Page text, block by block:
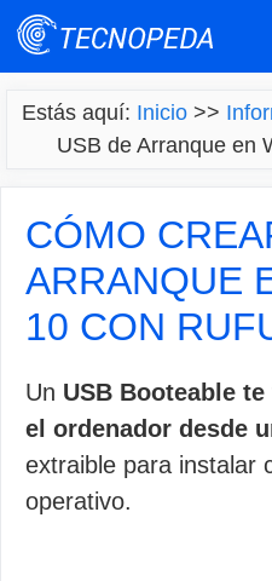
Saltar
Estás aquí: Inicio>>
USB de Arranque en
CÓMO
ARRANQUE
10 CON
Un USB Booteable
el ordenador desde
extraible para instalar
operativo.